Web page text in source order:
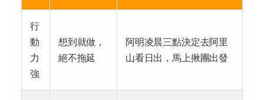
行
動
力
強
想到就做，
絕不拖延
阿明凌晨三點決定去阿里
山看日出，馬上揪團出發